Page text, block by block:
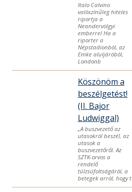
Italo Calvino
valószínűleg hiteles
riportja a
Neandervölgyi
emberrel Ha a
riporter a
Népstadionból, az
Emke aluljáróból,
Londonb
Köszönöm a
beszélgetést!
(II. Bajor
Ludwiggal)
„A buszvezető az
utasokról beszél, az
utasok a
buszvezetőről. Az
SZTK-orvos a
rendelő
túlzsúfoltságáról, a
betegek arról, hogy t